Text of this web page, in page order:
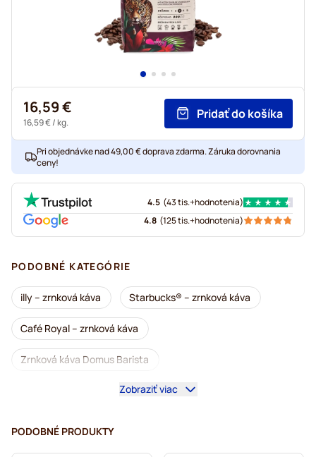
16,59 €
16,59 €/ kg.
Pridať do košíka
Pri objednávke nad 49,00 € doprava zdarma. Záruka dorovnania
ceny!
4.5 (43 tis.+hodnotenia)
4.8 (125 tis.+hodnotenia)
PODOBNÉ KATEGÓRIE
illy – zrnková káva Starbucks® – zrnková káva
Café Royal – zrnková káva
Zrnková káva Domus Barista
Kávovary na zrnkovú kávu
Segafredo – zrnková káva
Zobraziť viac
PODOBNÉ PRODUKTY